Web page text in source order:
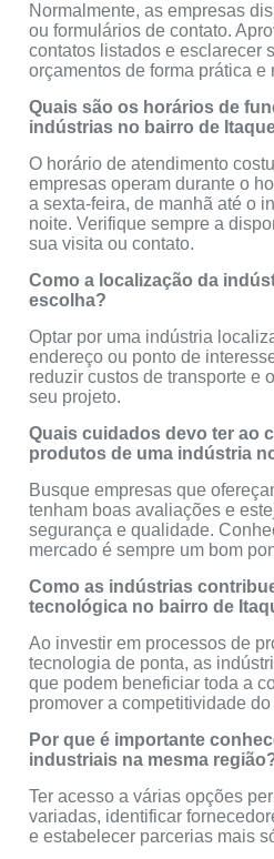
Normalmente, as empresas
ou formulários de contato.
contatos listados e esclarecer
orçamentos de forma prática e
Quais são os horários de
indústrias no bairro de
O horário de atendimento
empresas operam durante o
a sexta-feira, de manhã até o
noite. Verifique sempre a
sua visita ou contato.
Como a localização da
escolha?
Optar por uma indústria
endereço ou ponto de
reduzir custos de transporte e
seu projeto.
Quais cuidados devo ter ao
produtos de uma indústria
Busque empresas que
tenham boas avaliações e
segurança e qualidade.
mercado é sempre um bom
Como as indústrias
tecnológica no bairro de
Ao investir em processos de
tecnologia de ponta, as
que podem beneficiar toda a
promover a competitividade do
Por que é importante
industriais na mesma
Ter acesso a várias opções
variadas, identificar
e estabelecer parcerias mais